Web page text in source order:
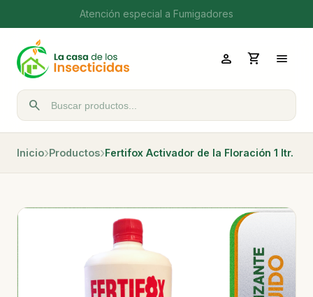
Atención especial a Fumigadores
person shopping_cart menu
Buscar productos
search
Inicio Productos Fertifox Activador de la Floración 1 ltr.